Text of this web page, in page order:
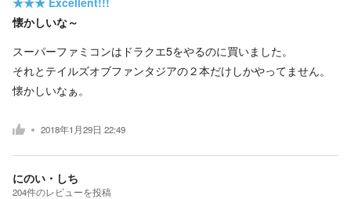
懐かしいな～
スーパーファミコンはドラクエ5をやるのに買いました。
それとテイルズオブファンタジアの２本だけしかやってません。
懐かしいなぁ。
2018年1月29日 22:49
にのい・しち
204件のレビューを投稿